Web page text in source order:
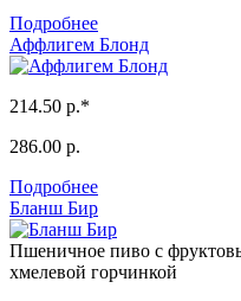
Подробнее
Аффлигем Блонд
214.50 р.*
286.00 р.
Подробнее
Бланш Бир
Пшеничное пиво с
хмелевой горчинкой